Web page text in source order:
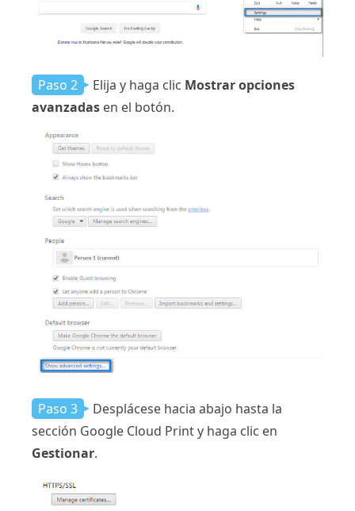
Paso 2 Elija y haga clic Mostrar opciones
avanzadas en el botón.
Paso 3
Desplácese hacia abajo hasta la
sección Google Cloud Print y haga clic en
Gestionar.